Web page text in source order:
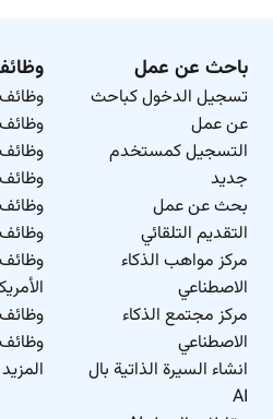
باحث عن عمل
تسجيل الدخول كباحث
عن عمل
التسجيل كمستخدم
جديد
بحث عن عمل
التقديم التلقائي
مركز مواهب الذكاء
الاصطناعي
مركز مجتمع الذكاء
الاصطناعي
انشاء السيرة الذاتية بال
AI